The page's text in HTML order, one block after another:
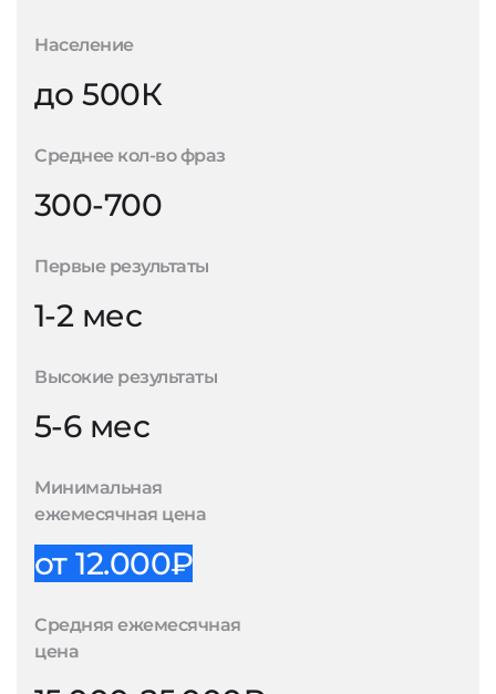
Население
до 500К
Среднее кол-во фраз
300-700
Первые результаты
1-2 мес
Высокие результаты
5-6 мес
Минимальная
ежемесячная цена
от 12.000₽
Средняя ежемесячная
цена